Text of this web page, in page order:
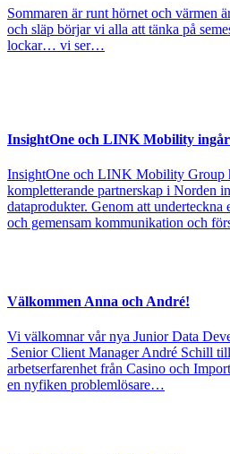
Sommaren är runt hörnet och värmen
och släp börjar vi alla att tänka på
lockar… vi ser…
InsightOne och LINK Mobility
InsightOne och LINK Mobility Group
kompletterande partnerskap i Norden
dataprodukter. Genom att underteckna
och gemensam kommunikation och
Välkommen Anna och André!
Vi välkomnar vår nya Junior Data
Senior Client Manager André Schill
arbetserfarenhet från Casino och
en nyfiken problemlösare…